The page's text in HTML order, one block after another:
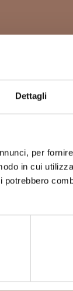
Dettagli
per
in cui